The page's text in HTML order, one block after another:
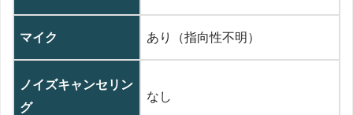
マイク あり（指向性不明）
ノイズキャンセリン
グ
なし